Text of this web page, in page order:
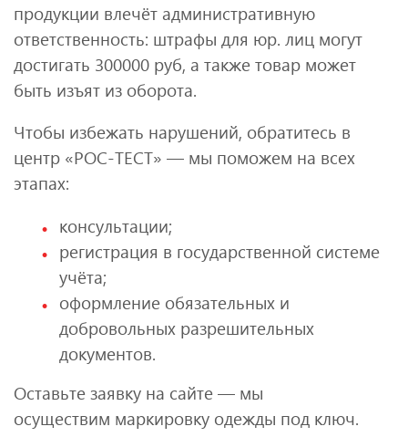
продукции влечёт административную
ответственность: штрафы для юр. лиц могут
достигать 300000 руб, а также товар может
быть изъят из оборота.
Чтобы избежать нарушений, обратитесь в
центр «РОС-ТЕСТ» — мы поможем на всех
этапах:
консультации;
регистрация в государственной системе
учёта;
оформление обязательных и
добровольных разрешительных
документов.
Оставьте заявку на сайте — мы
осуществим маркировку одежды под ключ.